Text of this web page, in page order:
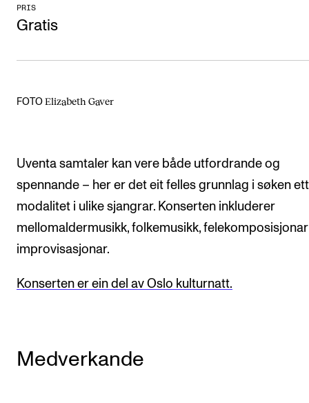
INFO
Finn ansatte
PRIS
Gratis
FOTO Elizabeth Gaver
Uventa samtaler kan vere både utfordrande og
spennande – her er det eit felles grunnlag i søken
modalitet i ulike sjangrar. Konserten inkluderer
mellomaldermusikk, folkemusikk,
improvisasjonar.
Konserten er ein del av Oslo kulturnatt.
Medverkande